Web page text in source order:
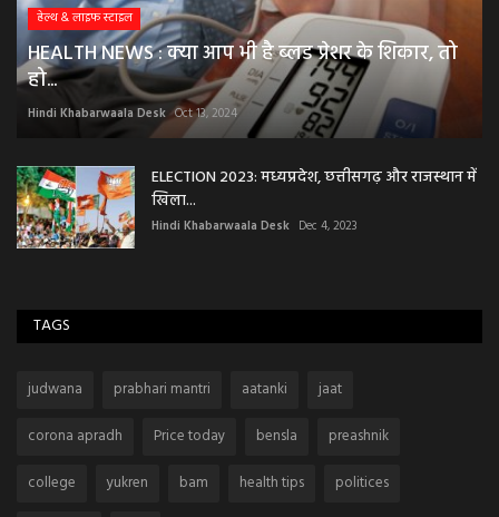
हेल्थ & लाइफ स्टाइल
HEALTH NEWS : क्या आप भी है ब्लड प्रेशर के शिकार, तो
हो...
Hindi Khabarwaala Desk Oct 13, 2024
ELECTION 2023: मध्यप्रदेश, छत्तीसगढ़ और राजस्थान में
खिला...
Hindi Khabarwaala Desk Dec 4, 2023
TAGS
judwana prabhari mantri aatanki
jaat
corona apradh
Price today bensla
preashnik
college
yukren bam health tips
politices